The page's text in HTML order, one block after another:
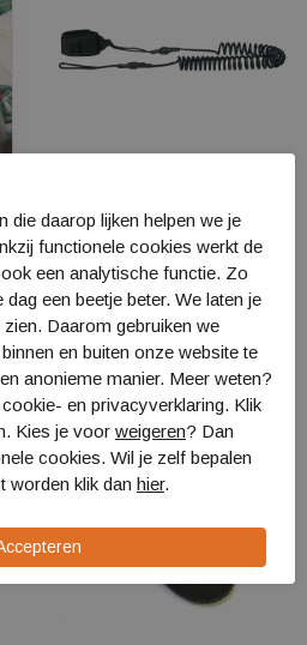
stx SIP Coiled Leash
Basic
40770721000
€ 16,99
die daarop lijken helpen we je
functionele cookies werkt de
een analytische functie. Zo
een beetje beter. We laten je
Daarom gebruiken we
en buiten onze website te
anonieme manier. Meer weten?
en privacyverklaring. Klik
Kies je voor weigeren? Dan
cookies. Wil je zelf bepalen
worden klik dan hier.